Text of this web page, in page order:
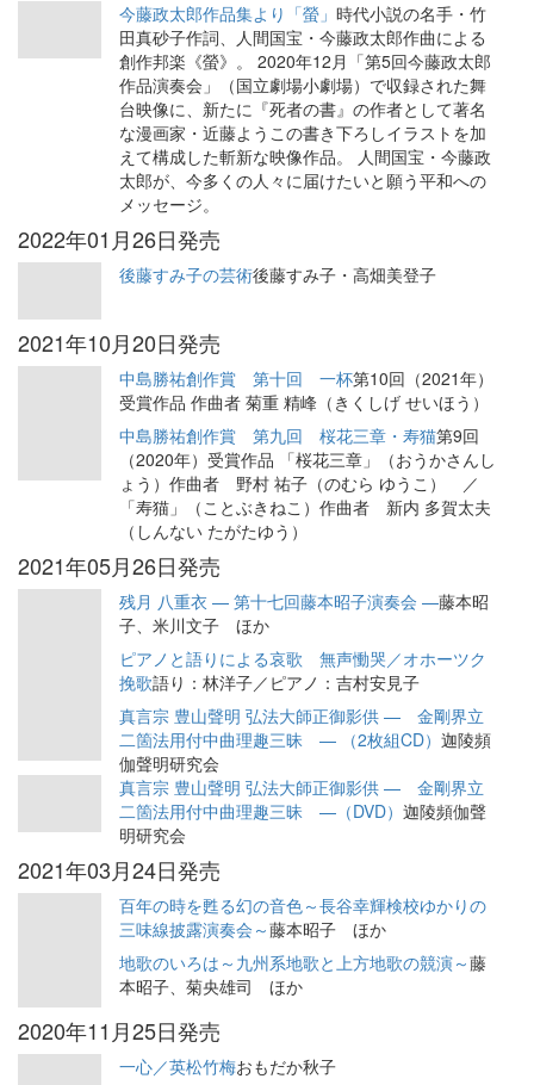
今藤政太郎作品集より「螢」 時代小説の名手・竹
田真砂子作詞、人間国宝・今藤政太郎作曲による
創作邦楽《螢》。 2020年12月「第5回今藤政太郎
作品演奏会」（国立劇場小劇場）で収録された舞
台映像に、新たに『死者の書』の作者として著名
な漫画家・近藤ようこの書き下ろしイラストを加
えて構成した斬新な映像作品。 人間国宝・今藤政
太郎が、今多くの人々に届けたいと願う平和への
メッセージ。
2022年01月26日発売
後藤すみ子の芸術後藤すみ子・高畑美登子
2021年10月20日発売
中島勝祐創作賞 第十回 一杯第10回（2021年）
受賞作品 作曲者 菊重 精峰（きくしげ せいほう）
中島勝祐創作賞 第九回 桜花三章・寿猫第9回
（2020年）受賞作品 「桜花三章」（おうかさんし
ょう）作曲者 野村 祐子（のむら ゆうこ） ／
「寿猫」（ことぶきねこ）作曲者 新内 多賀太夫
（しんない たがたゆう）
2021年05月26日発売
残月 八重衣 — 第十七回藤本昭子演奏会 —藤本昭
子、米川文子 ほか
ピアノと語りによる哀歌 無声慟哭／オホーツク
挽歌語り：林洋子／ピアノ：吉村安見子
真言宗 豊山聲明 弘法大師正御影供 — 金剛界立
二箇法用付中曲理趣三昧 — （2枚組CD） 迦陵頻
伽聲明研究会
真言宗 豊山聲明 弘法大師正御影供 — 金剛界立
二箇法用付中曲理趣三昧 —（DVD） 迦陵頻伽聲
明研究会
2021年03月24日発売
百年の時を甦る幻の音色～長谷幸輝検校ゆかりの
三味線披露演奏会～藤本昭子 ほか
地歌のいろは～九州系地歌と上方地歌の競演～藤
本昭子、菊央雄司 ほか
2020年11月25日発売
一心／英松竹梅おもだか秋子